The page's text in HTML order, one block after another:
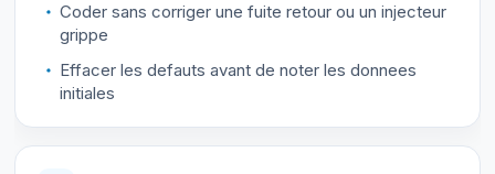
Coder sans corriger une fuite retour ou un injecteur
grippe
Effacer les defauts avant de noter les donnees
initiales